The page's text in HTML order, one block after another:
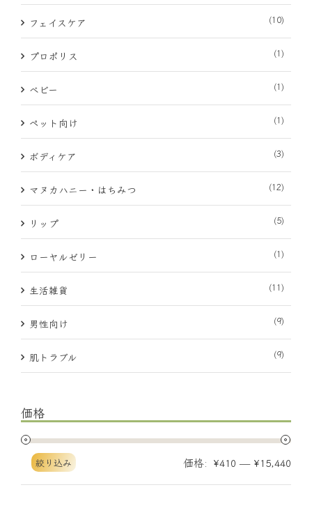
フェイスケア (10)
プロポリス (1)
ベビー (1)
ペット向け (1)
ボディケア (3)
マヌカハニー・はちみつ (12)
リップ (5)
ローヤルゼリー (1)
生活雑貨 (11)
男性向け (9)
肌トラブル (9)
価格
絞り込み 価格: ¥410 — ¥15,440